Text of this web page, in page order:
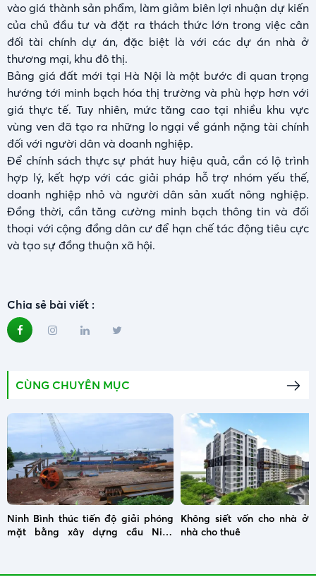
vào giá thành sản phẩm, làm giảm biên lợi nhuận dự kiến
của chủ đầu tư và đặt ra thách thức lớn trong việc cân
đối tài chính dự án, đặc biệt là với các dự án nhà ở
thương mại, khu đô thị.
Bảng giá đất mới tại Hà Nội là một bước đi quan trọng
hướng tới minh bạch hóa thị trường và phù hợp hơn với
giá thực tế. Tuy nhiên, mức tăng cao tại nhiều khu vực
vùng ven đã tạo ra những lo ngại về gánh nặng tài chính
đối với người dân và doanh nghiệp.
Để chính sách thực sự phát huy hiệu quả, cần có lộ trình
hợp lý, kết hợp với các giải pháp hỗ trợ nhóm yếu thế,
doanh nghiệp nhỏ và người dân sản xuất nông nghiệp.
Đồng thời, cần tăng cường minh bạch thông tin và đối
thoại với cộng đồng dân cư để hạn chế tác động tiêu cực
và tạo sự đồng thuận xã hội.
Chia sẻ bài viết :
CÙNG CHUYÊN MỤC
Ninh Bình thúc tiến độ giải phóng
mặt bằng xây dựng cầu Ninh
Không siết vốn cho nhà ở
nhà cho thuê